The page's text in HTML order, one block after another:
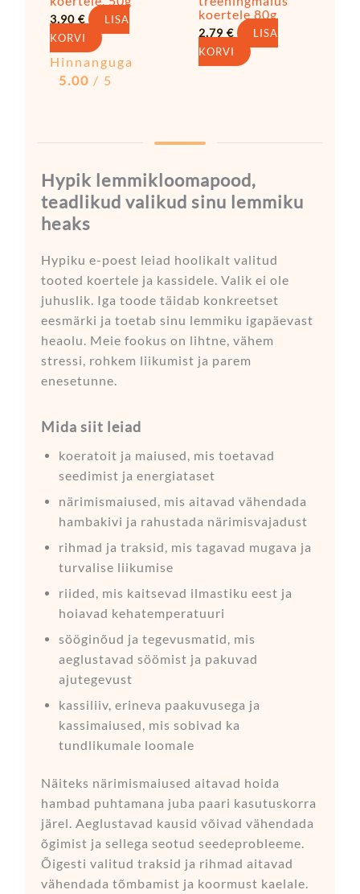
3,90 €
LISA
KORVI
Hinnanguga
5.00 / 5
koertele 80g
2,79€
LISA
KORVI
Hypik lemmikloomapood,
teadlikud valikud sinu lemmiku
heaks
Hypiku e-poest leiad hoolikalt valitud
tooted koertele ja kassidele. Valik ei ole
juhuslik. Iga toode täidab konkreetset
eesmärki ja toetab sinu lemmiku igapäevast
heaolu. Meie fookus on lihtne, vähem
stressi, rohkem liikumist ja parem
enesetunne.
Mida siit leiad
koeratoit ja maiused, mis toetavad
seedimist ja energiataset
närimismaiused, mis aitavad vähendada
hambakivi ja rahustada närimisvajadust
rihmad ja traksid, mis tagavad mugava ja
turvalise liikumise
riided, mis kaitsevad ilmastiku eest ja
hoiavad kehatemperatuuri
sööginõud ja tegevusmatid, mis
aeglustavad söömist ja pakuvad
ajutegevust
kassiliiv, erineva paakuvusega ja
kassimaiused, mis sobivad ka
tundlikumale loomale
Näiteks närimismaiused aitavad hoida
hambad puhtamana juba paari kasutuskorra
järel. Aeglustavad kausid võivad vähendada
õgimist ja sellega seotud seedeprobleeme.
Õigesti valitud traksid ja rihmad aitavad
vähendada tõmbamist ja koormust kaelale.